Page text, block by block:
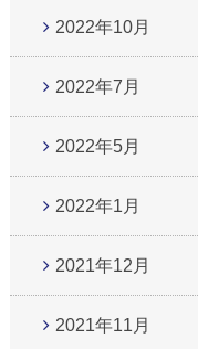
2022年10月
2022年7月
2022年5月
2022年1月
2021年12月
2021年11月